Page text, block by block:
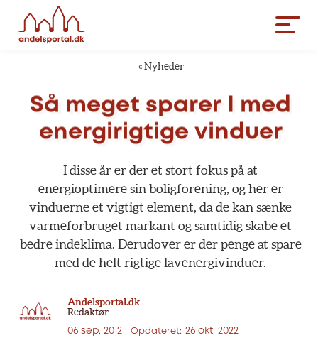
« Nyheder
Så meget sparer
med
energirigtige vinduer
I disse år er der et stort fokus på at
energioptimere sin boligforening, og her er
vinduerne et vigtigt element, da de kan sænke
varmeforbruget markant og samtidig skabe et
bedre indeklima. Derudover er der penge at spare
med de helt rigtige lavenergivinduer.
Andelsportal.dk
Redaktør
06 sep. 2012 Opdateret: 26 okt. 2022